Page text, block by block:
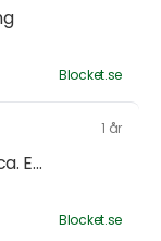
Blocket.se
1 år
E...
Blocket.se